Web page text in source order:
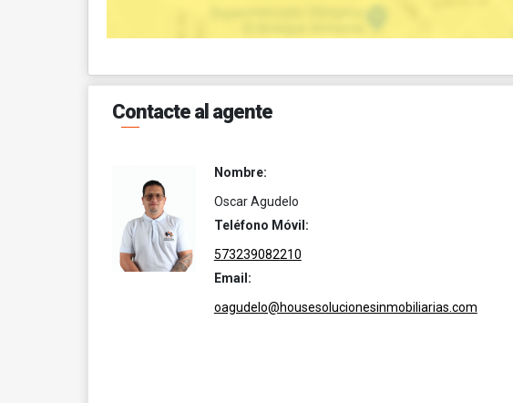
Contacte al agente
Nombre:
Oscar Agudelo
Teléfono Móvil:
573239082210
Email:
oagudelo@housesolucionesinmobiliarias.com